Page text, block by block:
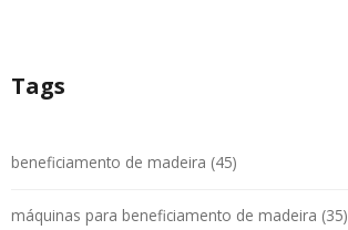
Tags
beneficiamento de madeira (45)
máquinas para beneficiamento de madeira (35)